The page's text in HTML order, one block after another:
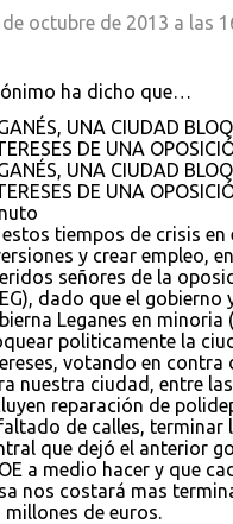
octubre de 2013 a las
ha dicho que…
UNA CIUDAD
DE UNA
UNA CIUDAD
DE UNA
estos tiempos de crisis en
y crear empleo,
señores de la
dado que el gobierno
Leganes en minoria
politicamente la
votando en contra
nuestra ciudad, entre
reparación de
de calles, terminar
que dejó el anterior
a medio hacer y que
nos costará mas
millones de euros.